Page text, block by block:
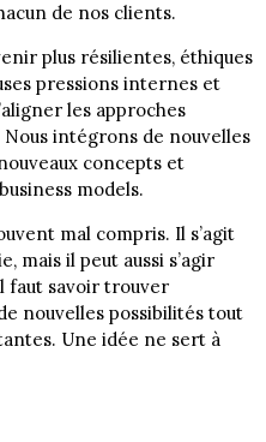
de nos clients.
plus résilientes, éthiques
pressions internes et
les approches
intégrons de nouvelles
concepts et
models.
mal compris. Il s’agit
mais il peut aussi s’agir
faut savoir trouver
nouvelles possibilités tout
Une idée ne sert à